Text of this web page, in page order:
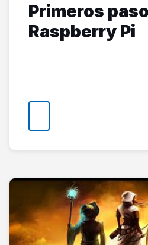
Primeros
Raspberry Pi